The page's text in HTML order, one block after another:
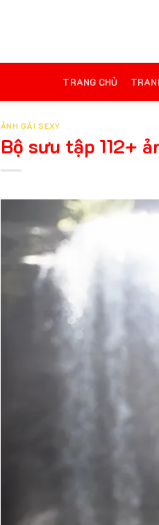
TRANG CHỦ
ẢNH GÁI SEXY
Bộ sưu tập 112+